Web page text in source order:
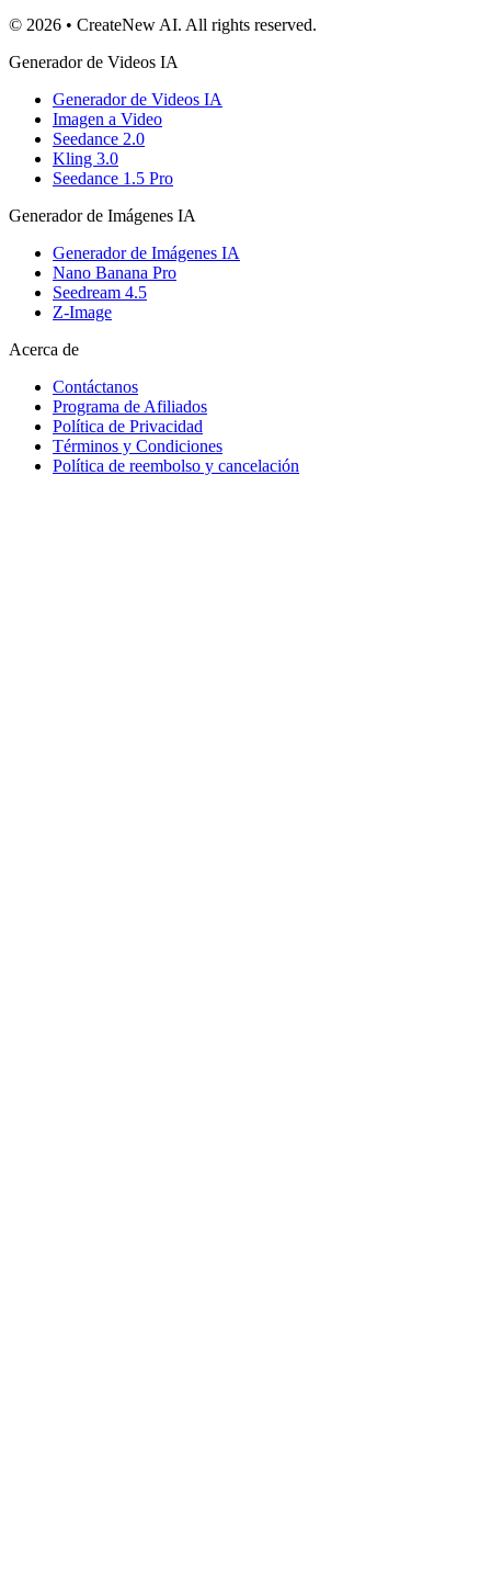
© 2026 • CreateNew AI. All rights reserved.
Generador de Videos IA
Generador de Videos IA
Imagen a Video
Seedance 2.0
Kling 3.0
Seedance 1.5 Pro
Generador de Imágenes IA
Generador de Imágenes IA
Nano Banana Pro
Seedream 4.5
Z-Image
Acerca de
Contáctanos
Programa de Afiliados
Política de Privacidad
Términos y Condiciones
Política de reembolso y cancelación